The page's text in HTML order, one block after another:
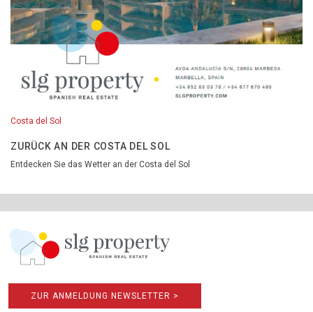
Costa del Sol
ZURÜCK AN DER COSTA DEL SOL
Entdecken Sie das Wetter an der Costa del Sol
ZUR ANMELDUNG NEWSLETTER >